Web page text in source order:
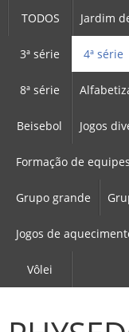
TODOS Jardim
3ª série 4ª série
8ª série
Beisebol Jogos
Formação de equipes
Grupo grande
Jogos de
Vôlei